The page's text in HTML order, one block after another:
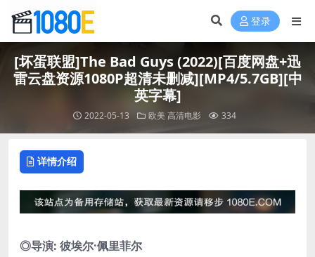
登录
[坏蛋联盟]The Bad Guys (2022)[百度网盘+迅
雷云盘资源1080P超清未删减][MP4/5.7GB][中
英字幕]
2022-05-13 欧美高清电影 334
详情介绍
◎导演: 彼埃尔·佩里菲尔